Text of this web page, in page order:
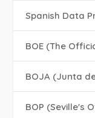
Spanish Data
BOE (The
BOJA (Junta
BOP (Seville's